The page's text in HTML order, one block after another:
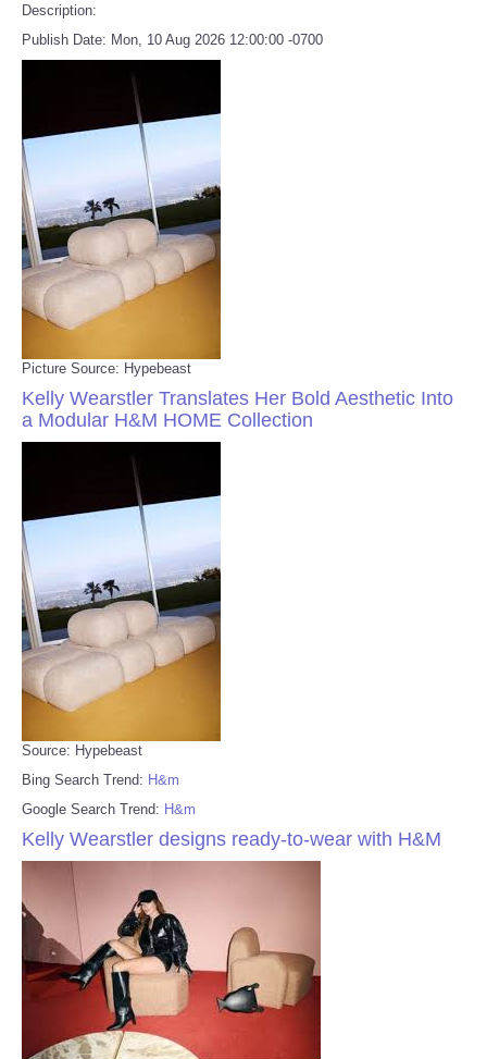
Description:
Publish Date: Mon, 10 Aug 2026 12:00:00 -0700
Picture Source: Hypebeast
Kelly Wearstler Translates Her Bold Aesthetic Into
a Modular H&M HOME Collection
Source: Hypebeast
Bing Search Trend: H&m
Google Search Trend: H&m
Kelly Wearstler designs ready-to-wear with H&M